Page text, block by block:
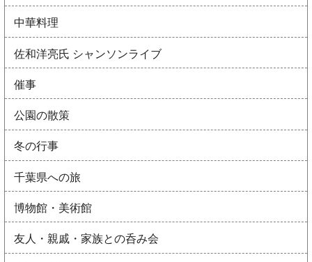
中華料理
佐和洋亮氏 シャンソンライブ
催事
公園の散策
冬の行事
千葉県への旅
博物館・美術館
友人・親戚・家族との呑み会